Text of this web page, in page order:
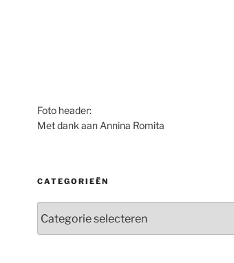
Foto header:
Met dank aan Annina Romita
CATEGORIEËN